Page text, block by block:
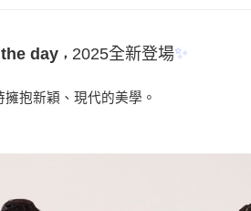
即時審查核予
結果請求用戶
day， 2025全新登場✨
抱新穎、現代的美學。